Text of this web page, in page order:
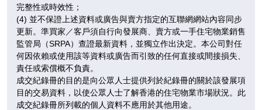
10
已售
A
642呎
3房(1套)
$1,198.01萬
已售
B
390呎
$764.85萬
已售
C
388呎
$795.93萬
已售
完整性或時效性；
(4) 並不保證上述資料或廣告與賣方指定的互聯網網站內容同步
更新。準買家／客戶須自行向發展商、賣方或一手住宅物業銷售
監管局（SRPA）查證最新資料，並獨立作出決定。本公司對任
何因依賴或使用該等資料或廣告而引致的任何直接或間接損失、
責任或索償概不負責。
成交紀錄冊的目的是向公眾人士提供列於紀錄冊的關於該發展項
目的交易資料，以使公眾人士了解香港的住宅物業市場狀況。此
成交紀錄冊所列載的個人資料不應用於其他用途。